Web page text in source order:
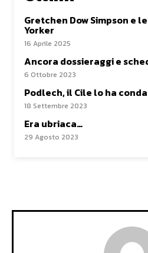
Gretchen Dow Simpson e
Yorker
16 Aprile 2025
Ancora dossieraggi e
6 Ottobre 2023
Podlech, il Cile lo ha
18 Settembre 2023
Era ubriaca…
29 Agosto 2023